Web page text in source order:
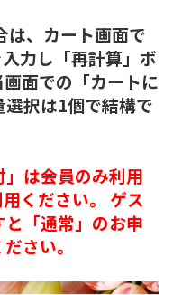
、カート画面で
力し「再計算」ボ
面での「カートに
択は1個で結構で
は会員のみ利用
ください。 ゲス
と「通常」のお申
さい。